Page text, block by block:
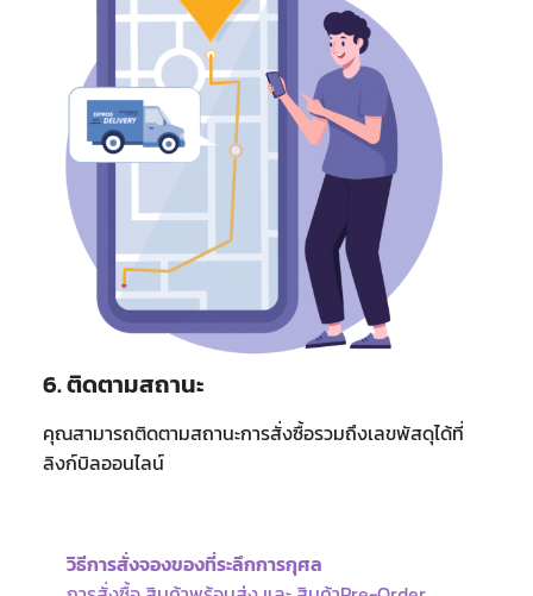
6. ติดตามสถานะ
คุณสามารถติดตามสถานะการสั่งซื้อรวมถึงเลขพัสดุได้ที่
ลิงก์บิลออนไลน์
วิธีการสั่งจองของที่ระลึกการกุศล